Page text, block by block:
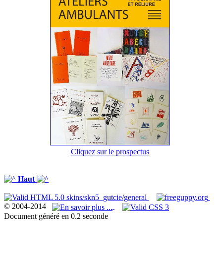
Cliquez sur le prospectus
Haut
© 2004-2014
Document généré en 0.2 seconde